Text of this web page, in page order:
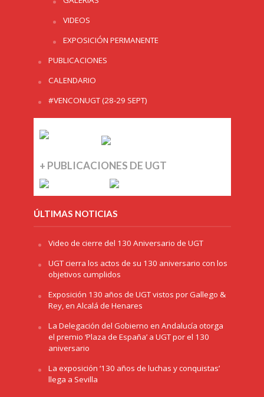
VIDEOS
EXPOSICIÓN PERMANENTE
PUBLICACIONES
CALENDARIO
#VENCONUGT (28-29 SEPT)
+ PUBLICACIONES DE UGT
ÚLTIMAS NOTICIAS
Video de cierre del 130 Aniversario de UGT
UGT cierra los actos de su 130 aniversario con los
objetivos cumplidos
Exposición 130 años de UGT vistos por Gallego &
Rey, en Alcalá de Henares
La Delegación del Gobierno en Andalucía otorga
el premio ‘Plaza de España’ a UGT por el 130
aniversario
La exposición ‘130 años de luchas y conquistas’
llega a Sevilla